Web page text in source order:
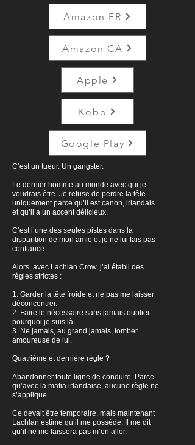
Amazon FR
Amazon CA
Apple
Kobo
Google Play
C’est un tueur. Un gangster.
Le dernier homme au monde avec qui je
voudrais être. Je refuse de perdre la tête
uniquement parce qu’il est canon, irlandais
et qu’il a un accent délicieux.
C’est l’une des seules pistes dans la
disparition de mon amie et je ne lui fais pas
confiance.
Alors, avec Lachlan Crow, j’ai établi des
règles strictes :
1. Garder la tête froide et ne pas me laisser
déconcentrer.
2. Faire le nécessaire sans jamais oublier
pourquoi je suis là.
3. Ne jamais, au grand jamais, tomber
amoureuse de lui.
Quatrième et dernière règle ?
Abandonner toute ligne de conduite. Parce
qu’avec la mafia irlandaise, aucune règle ne
s’applique.
Ce devait être temporaire, mais maintenant
Lachlan estime qu’il me possède. Il me dit
qu’il ne me laissera pas m’en aller.